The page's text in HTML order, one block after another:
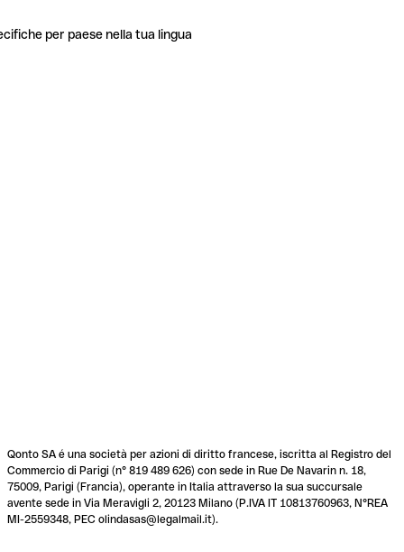
per paese nella tua lingua
Qonto SA é una società per azioni di diritto francese, iscritta al Registro del
Commercio di Parigi (n° 819 489 626) con sede in Rue De Navarin n. 18,
75009, Parigi (Francia), operante in Italia attraverso la sua succursale
avente sede in Via Meravigli 2, 20123 Milano (P.IVA IT 10813760963, N°REA
MI-2559348, PEC olindasas@legalmail.it).